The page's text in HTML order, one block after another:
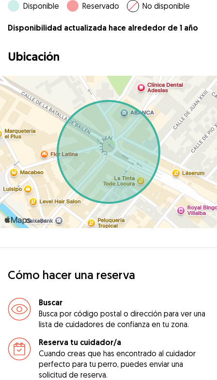
Disponible Reservado No disponible
Disponibilidad actualizada hace alrededor de 1 año
Ubicación
Cómo hacer una reserva
Buscar
Busca por código postal o dirección para ver una
lista de cuidadores de confianza en tu zona.
Reserva tu cuidador/a
Cuando creas que has encontrado al cuidador
perfecto para tu perro, puedes enviar una
solicitud de reserva.